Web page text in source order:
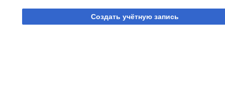
Создать учётную запись